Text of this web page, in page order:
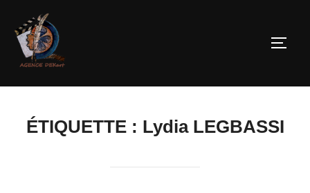
ÉTIQUETTE : Lydia LEGBASSI